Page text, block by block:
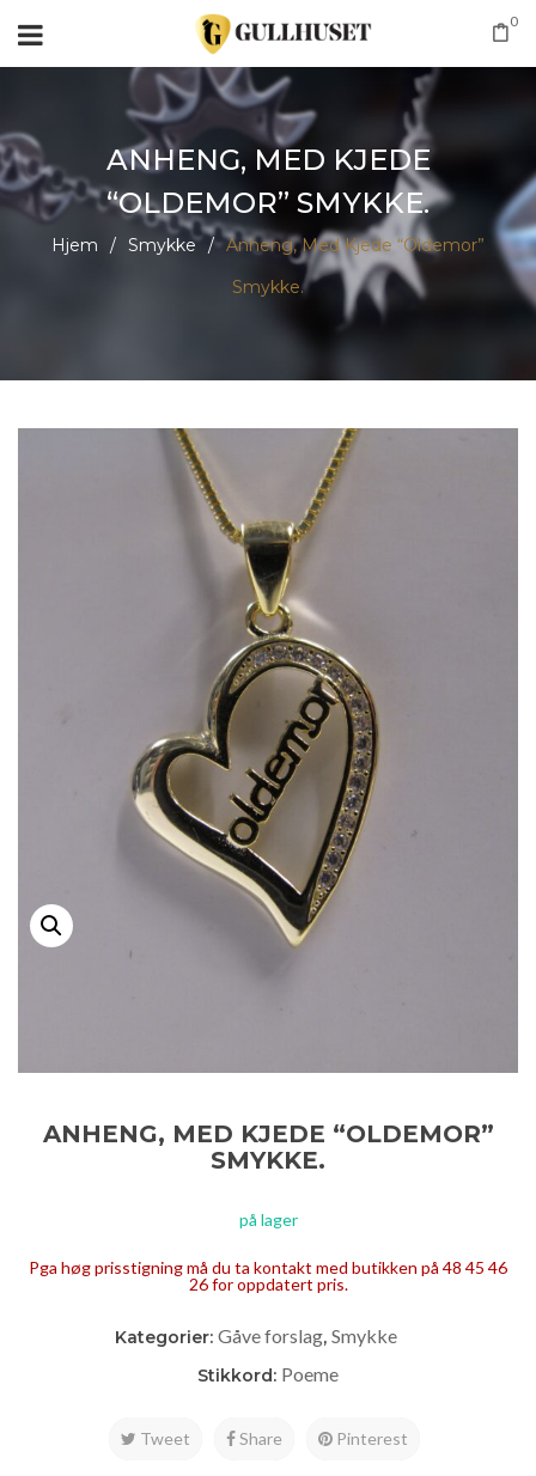
0
ANHENG, MED KJEDE
“OLDEMOR” SMYKKE.
Hjem / Smykke / Anheng, Med Kjede “Oldemor”
Smykke.
ANHENG, MED KJEDE “OLDEMOR”
SMYKKE.
på lager
Pga høg prisstigning må du ta kontakt med butikken på 48 45 46
26 for oppdatert pris.
Kategorier: Gåve forslag, Smykke
Stikkord: Poeme
Tweet Share Pinterest